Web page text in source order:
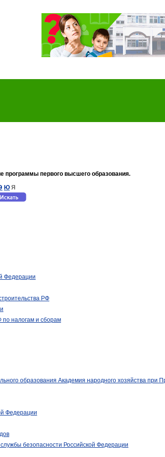
первого высшего образования.
Ю Я
Федерации
РФ
по налогам и сборам
образования Академия народного хозяйства при
Федерации
безопасности Российской Федерации